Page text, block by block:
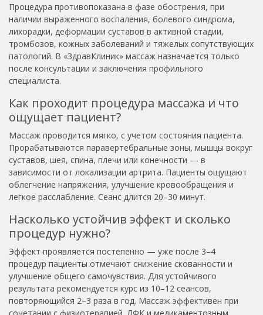
Процедура противопоказана в фазе обострения, при
наличии выраженного воспаления, болевого синдрома,
лихорадки, деформации суставов в активной стадии,
тромбозов, кожных заболеваний и тяжелых сопутствующих
патологий. В «ЗдравКлиник» массаж назначается только
после консультации и заключения профильного
специалиста.
Как проходит процедура массажа и что
ощущает пациент?
Массаж проводится мягко, с учетом состояния пациента.
Прорабатываются паравертебральные зоны, мышцы вокруг
суставов, шея, спина, плечи или конечности — в
зависимости от локализации артрита. Пациенты ощущают
облегчение напряжения, улучшение кровообращения и
легкое расслабление. Сеанс длится 20–30 минут.
Насколько устойчив эффект и сколько
процедур нужно?
Эффект проявляется постепенно — уже после 3–4
процедур пациенты отмечают снижение скованности и
улучшение общего самочувствия. Для устойчивого
результата рекомендуется курс из 10–12 сеансов,
повторяющийся 2–3 раза в год. Массаж эффективен при